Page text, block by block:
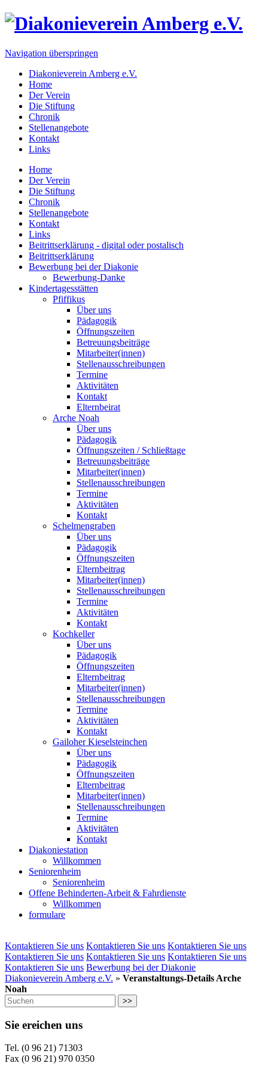
Navigation überspringen
Diakonieverein Amberg e.V.
Home
Der Verein
Die Stiftung
Chronik
Stellenangebote
Kontakt
Links
Home
Der Verein
Die Stiftung
Chronik
Stellenangebote
Kontakt
Links
Beitrittserklärung - digital oder postalisch
Beitrittserklärung
Bewerbung bei der Diakonie
Bewerbung-Danke
Kindertagesstätten
Pfiffikus
Über uns
Pädagogik
Öffnungszeiten
Betreuungsbeiträge
Mitarbeiter(innen)
Stellenausschreibungen
Termine
Aktivitäten
Kontakt
Elternbeirat
Arche Noah
Über uns
Pädagogik
Öffnungszeiten / Schließtage
Betreuungsbeiträge
Mitarbeiter(innen)
Stellenausschreibungen
Termine
Aktivitäten
Kontakt
Schelmengraben
Über uns
Pädagogik
Öffnungszeiten
Elternbeitrag
Mitarbeiter(innen)
Stellenausschreibungen
Termine
Aktivitäten
Kontakt
Kochkeller
Über uns
Pädagogik
Öffnungszeiten
Elternbeitrag
Mitarbeiter(innen)
Stellenausschreibungen
Termine
Aktivitäten
Kontakt
Gailoher Kieselsteinchen
Über uns
Pädagogik
Öffnungszeiten
Elternbeitrag
Mitarbeiter(innen)
Stellenausschreibungen
Termine
Aktivitäten
Kontakt
Diakoniestation
Willkommen
Seniorenheim
Seniorenheim
Offene Behinderten-Arbeit & Fahrdienste
Willkommen
formulare
Kontaktieren Sie uns Kontaktieren Sie uns Kontaktieren Sie uns
Kontaktieren Sie uns Kontaktieren Sie uns Kontaktieren Sie uns
Kontaktieren Sie uns Bewerbung bei der Diakonie
Diakonieverein Amberg e.V. » Veranstaltungs-Details Arche
Noah
>>
Sie ereichen uns
Tel. (0 96 21) 71303
Fax (0 96 21) 970 0350